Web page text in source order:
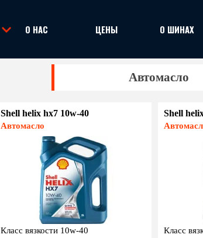
▼
О НАС ЦЕНЫ О ШИНАХ
Автомасло
Shell helix hx7 10w-40
Автомасло
Класс вязкости 10w-40
Shell
Класс